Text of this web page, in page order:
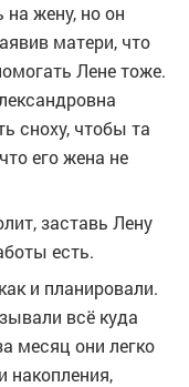
на жену, но он
матери, что
Лене тоже.
сноху, чтобы та
его жена не
заставь Лену
есть.
и планировали.
всё куда
месяц они легко
накопления,